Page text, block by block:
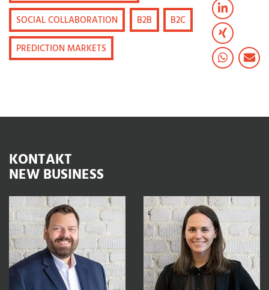
SOCIAL COLLABORATION
B2B
B2C
PREDICTION MARKETS
KONTAKT
NEW BUSINESS